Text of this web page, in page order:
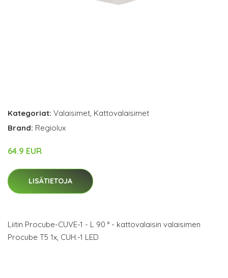
Kategoriat: Valaisimet, Kattovalaisimet
Brand: Regiolux
64.9 EUR
LISÄTIETOJA
Liitin Procube-CUVE-1 - L 90 ° - kattovalaisin valaisimen
Procube T5 1x, CUH.-1 LED